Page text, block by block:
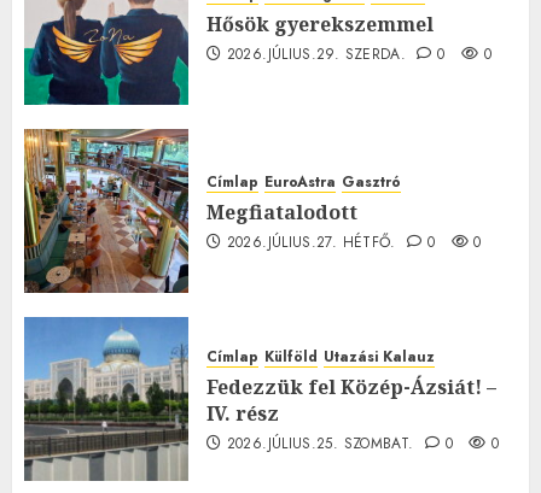
Hősök gyerekszemmel
2026.JÚLIUS.29. SZERDA. 0 0
Címlap EuroAstra Gasztró
Megfiatalodott
2026.JÚLIUS.27. HÉTFŐ. 0 0
Címlap Külföld Utazási Kalauz
Fedezzük fel Közép-Ázsiát! –
IV. rész
2026.JÚLIUS.25. SZOMBAT. 0 0